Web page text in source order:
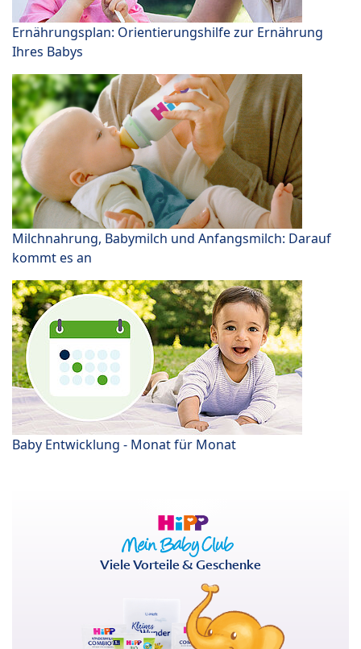
Ernährungsplan: Orientierungshilfe zur Ernährung
Ihres Babys
Milchnahrung, Babymilch und Anfangsmilch: Darauf
kommt es an
Baby Entwicklung - Monat für Monat
Viele Vorteile & Geschenke